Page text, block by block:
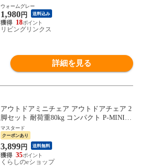
みチェア アウトドア キャンプ チェア 運動
会 スポーツ観戦 椅子 イス いす レジャー
折り畳みチェア 釣り バーベキュー
ウォームグレー
1,980円 送料込み
18
リビングリンクス
詳細を見る
アウトドアミニチェア アウトドアチェア 2
脚セット 耐荷重80kg コンパクト P-MINI
アウトドア バーベキュー キャンプ 軽量 ス
ポーツ観戦 コンパクトチェア 運動会 花見
山善 YAMAZEN キャンパーズコレクショ
ン 【送料無料】
マスタード
クーポンあり
3,899円 送料無料
35
くらしのeショップ